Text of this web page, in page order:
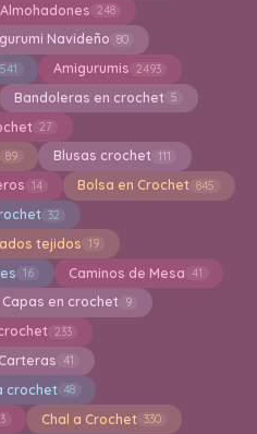
Almohadones 248
Navideño 80
541 Amigurumis 2493
Bandoleras en crochet 5
27
89 Blusas crochet 111
14 Bolsa en Crochet 845
32
tejidos 19
16 Caminos de Mesa 41
Capas en crochet 9
233
Carteras 41
crochet 48
Chal a Crochet 330